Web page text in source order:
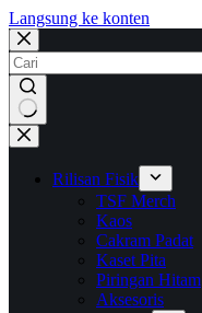
Langsung ke konten
No
results
Rilisan Fisik
TSF Merch
Kaos
Cakram Padat
Kaset Pita
Piringan Hitam
Aksesoris